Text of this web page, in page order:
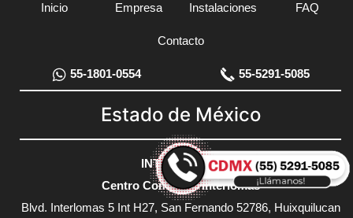
Inicio Empresa Instalaciones FAQ
Contacto
55-1801-0554 55-5291-5085
Estado de México
INTERLOMAS
Centro Comercial Interlomas
Blvd. Interlomas 5 Int H27, San Fernando 52786, Huixquilucan